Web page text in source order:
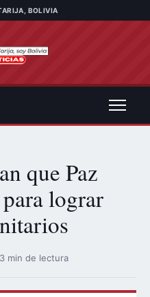
BOLIVIA
que Paz
lograr
3 min de lectura